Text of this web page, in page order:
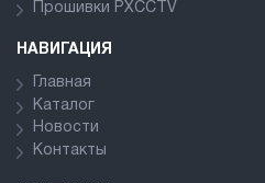
Прошивки PXCCTV
НАВИГАЦИЯ
Главная
Каталог
Новости
Контакты